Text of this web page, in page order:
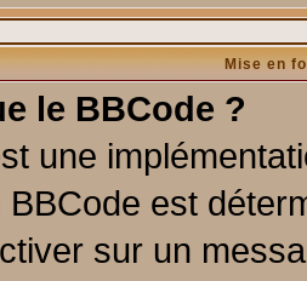
Mise en
le BBCode ?
une
BBCode est
sur un